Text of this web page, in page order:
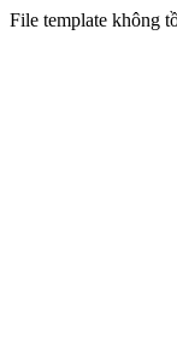
File template không